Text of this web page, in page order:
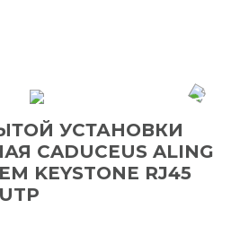
УСТАНОВКИ
CADUCEUS ALING
KEYSTONE RJ45